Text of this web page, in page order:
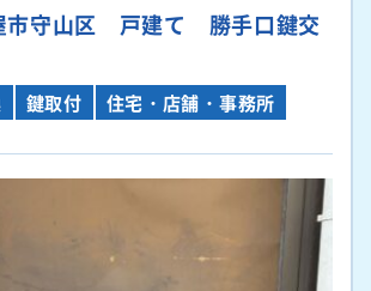
市守山区 戸建て 勝手口鍵交
鍵取付 住宅・店舗・事務所